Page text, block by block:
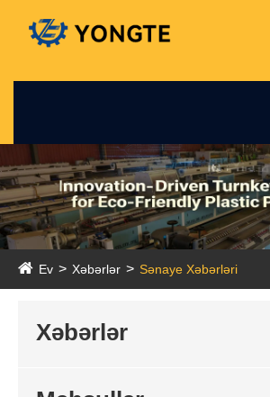
Ev Xəbərlər Sənaye Xəbərləri
Xəbərlər